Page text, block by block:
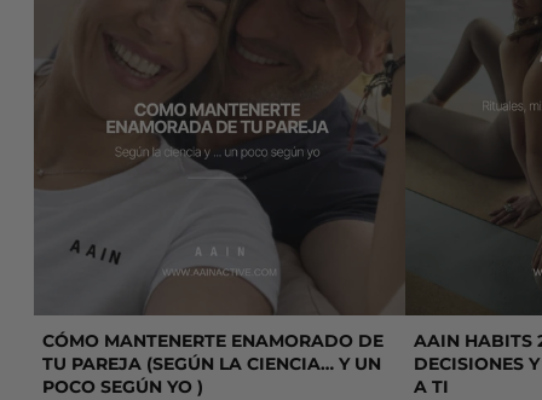
CÓMO MANTENERTE ENAMORADO DE
TU PAREJA (SEGÚN LA CIENCIA… Y UN
POCO SEGÚN YO )
AAIN HABITS
DECISIONES
A TI